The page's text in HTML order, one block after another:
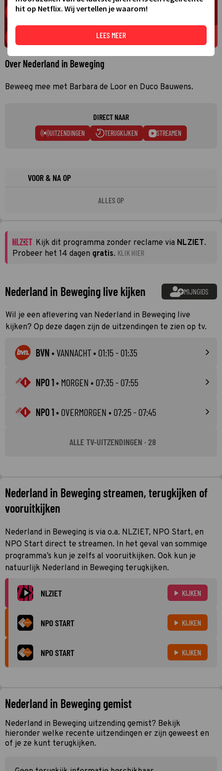
Over Nederland in Beweging
Beweeg mee met Barbara de Loor en Duco Bauwens.
DIRECT NAAR
UITZENDINGEN TERUGKIJKEN STREAMEN
VOOR & NA OP
ALLES OP
Kijk dit programma zonder reclame via NLZIET.
Probeer het 14 dagen gratis. KLIK HIER
Nederland in Beweging live kijken MIJNGIDS
Wil je een aflevering van Nederland in Beweging live
kijken? Op deze dagen zijn de uitzendingen te zien op tv.
BVN •VANNACHT• 01:15 - 01:35
NPO 1• MORGEN • 07:35 - 07:55
NPO 1• OVERMORGEN • 07:25 - 07:45
ALLE TV-UITZENDINGEN · 28
Nederland in Beweging streamen, terugkijken of
vooruitkijken
Nederland in Beweging is via o.a. NLZIET, NPO Start, en
NPO Start direct te streamen. In het geval van sommige
programma’s kun je zelfs al vooruitkijken. Ook kun je
natuurlijk Nederland in Beweging terugkijken.
NLZIET KIJKEN
NPO START KIJKEN
NPO START KIJKEN
Nederland in Beweging gemist
Nederland in Beweging uitzending gemist? Bekijk
hieronder welke recente uitzendingen er zijn geweest en
of je ze kunt terugkijken.
hit op Netflix. Wij vertellen je waarom!
LEES MEER